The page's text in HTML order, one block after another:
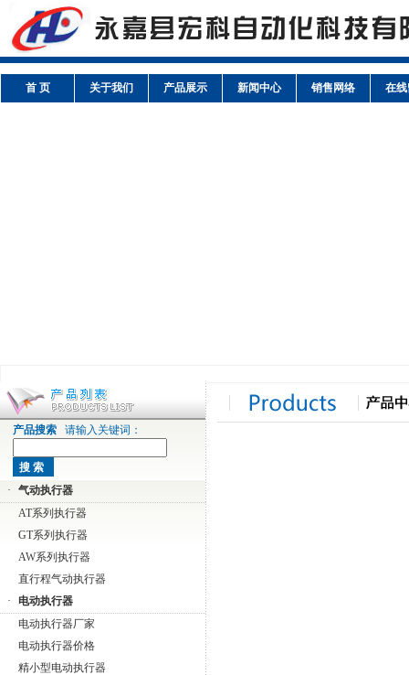
首 页 关于我们 产品展示 新闻中心 销售网络 在
产品搜索请输入关键词：
·
气动执行器
AT系列执行器
GT系列执行器
AW系列执行器
直行程气动执行器
·
电动执行器
电动执行器厂家
电动执行器价格
精小型电动执行器